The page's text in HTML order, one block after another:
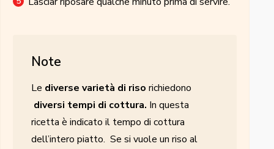
Note
Le diverse varietà di riso richiedono
diversi tempi di cottura. In questa
ricetta è indicato il tempo di cottura
dell’intero piatto. Se si vuole un riso al